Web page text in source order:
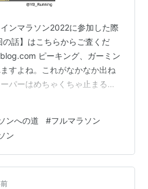
ンマラソン2022に参加した際
話】はこちらからご査くだ
ピーキング、ガーミン
すよね。これがなかなか出ね
パーはめちゃくちゃ止まる。
イのスマホのスペックの問題
話は、ちばアクアラインマラ
いい大会だったから、また参
ランキング参加中！以下クリ
（１日１回まで）ランキング
ンへの道 #フルマラソン
ン